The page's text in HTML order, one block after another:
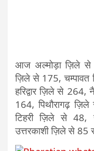
आज अल्मोड़ा ज़िले से
ज़िले से 175,
हरिद्वार ज़िले से
164, पिथौरागढ़
टिहरी ज़िले से
उत्तरकाशी ज़िले से 85